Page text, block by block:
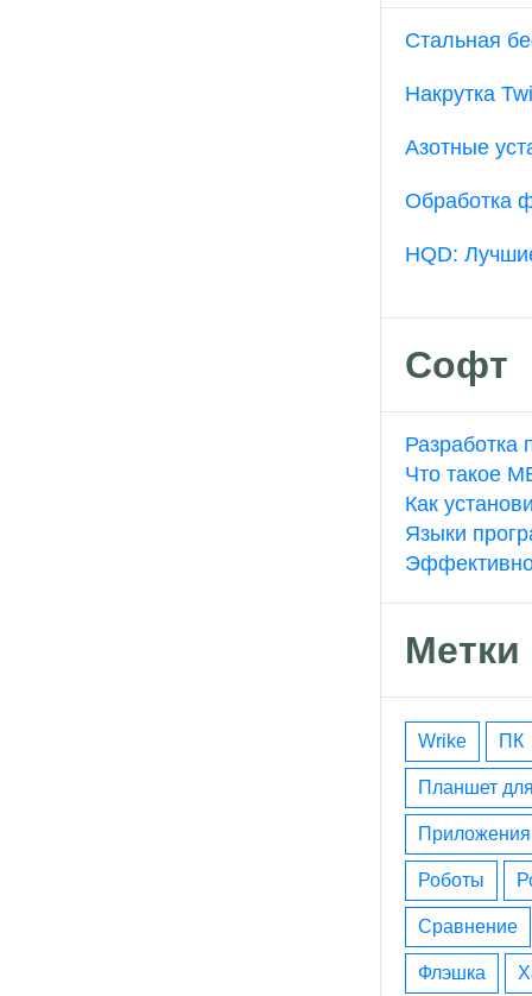
Стальная
Накрутка
Азотные
Обработка
HQD:
Софт
Разработка
Что такое
Как
Языки
Метки
wrike ПК
планшет
приложения
роботы
сравнение
флэшка